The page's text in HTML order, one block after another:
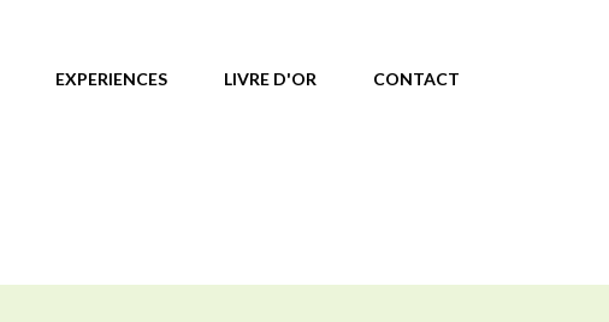
EXPERIENCES LIVRE D'OR CONTACT